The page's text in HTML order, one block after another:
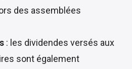
des assemblées
: les dividendes versés aux
sont également